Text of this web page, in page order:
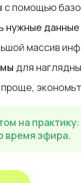
с помощью
нужные
массив
для
на
время эфира.